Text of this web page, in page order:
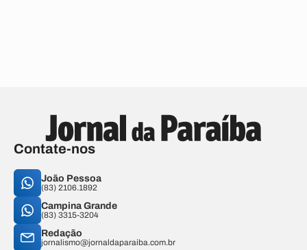
Contate-nos
João Pessoa
(83) 2106.1892
Campina Grande
(83) 3315-3204
Redação
jornalismo@jornaldaparaiba.com.br